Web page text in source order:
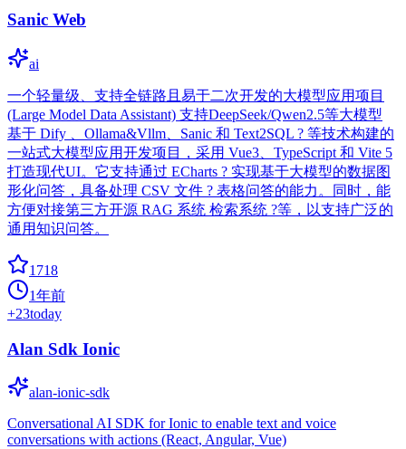
Sanic Web
ai
一个轻量级、支持全链路且易于二次开发的大模型应用项目
(Large Model Data Assistant) 支持DeepSeek/Qwen2.5等大模型
基于 Dify 、Ollama&Vllm、Sanic 和 Text2SQL ? 等技术构建的
一站式大模型应用开发项目，采用 Vue3、TypeScript 和 Vite 5
打造现代UI。它支持通过 ECharts ? 实现基于大模型的数据图
形化问答，具备处理 CSV 文件 ? 表格问答的能力。同时，能
方便对接第三方开源 RAG 系统 检索系统 ?等，以支持广泛的
通用知识问答。
1718
1年前
+23today
Alan Sdk Ionic
alan-ionic-sdk
Conversational AI SDK for Ionic to enable text and voice
conversations with actions (React, Angular, Vue)